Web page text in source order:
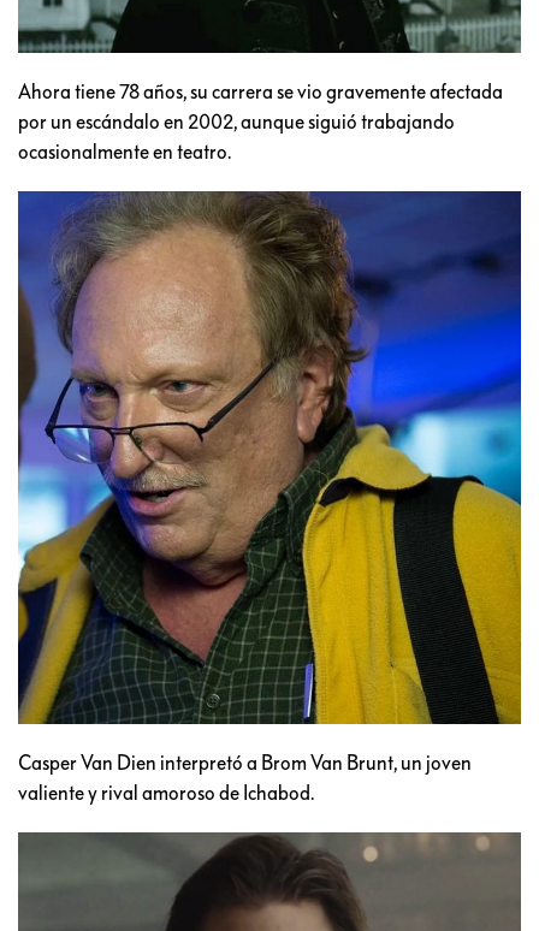
Ahora tiene 78 años, su carrera se vio gravemente afectada
por un escándalo en 2002, aunque siguió trabajando
ocasionalmente en teatro.
Casper Van Dien interpretó a Brom Van Brunt, un joven
valiente y rival amoroso de Ichabod.